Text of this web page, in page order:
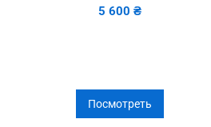
5 600 ₴
Посмотреть